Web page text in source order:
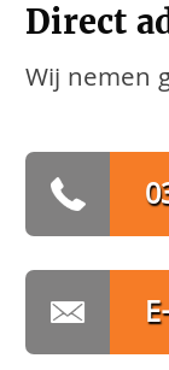
Direct
Wij nemen